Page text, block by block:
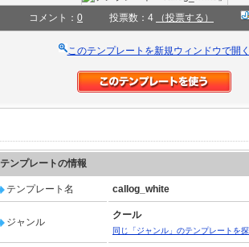
コメント： 0 投票数：4 （投票する）
このテンプレートを新規ウィンドウで開
テンプレートの情報
テンプレート名 callog_white
ジャンル
クール
同じ「ジャンル」のテンプレートを